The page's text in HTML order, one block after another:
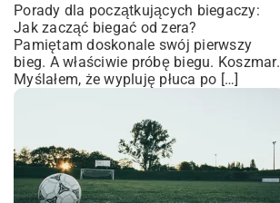
Porady dla początkujących biegaczy:
Jak zacząć biegać od zera?
Pamiętam doskonale swój pierwszy
bieg. A właściwie próbę biegu. Koszmar.
Myślałem, że wypluję płuca po […]